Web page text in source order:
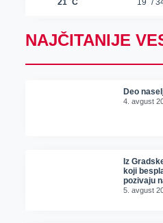
NAJČITANIJE
Deo
4. avgust
Iz
koji
pozivaju
5. avgust